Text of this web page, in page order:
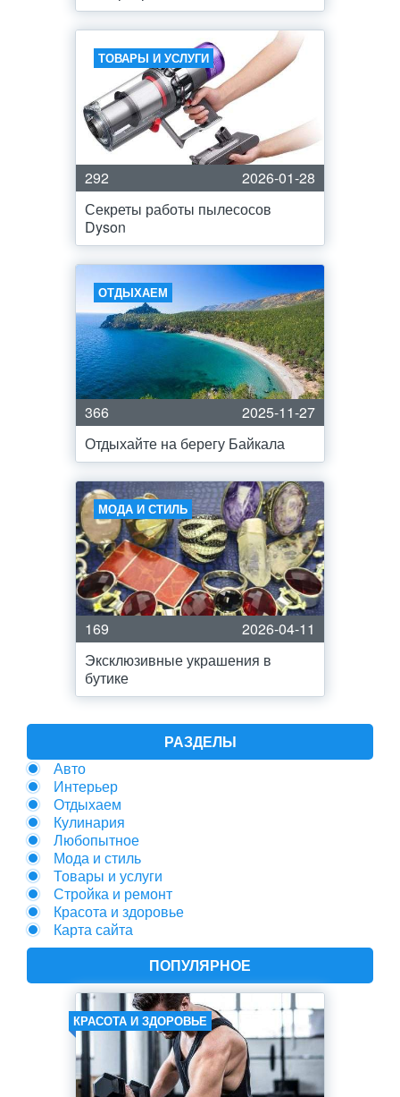
ТОВАРЫ И УСЛУГИ
292
2026-01-28
Секреты работы пылесосов
Dyson
ОТДЫХАЕМ
366
2025-11-27
Отдыхайте на берегу Байкала
МОДА И СТИЛЬ
169
2026-04-11
Эксклюзивные украшения в
бутике
РАЗДЕЛЫ
Авто
Интерьер
Отдыхаем
Кулинария
Любопытное
Мода и стиль
Товары и услуги
Стройка и ремонт
Красота и здоровье
Карта сайта
ПОПУЛЯРНОЕ
КРАСОТА И ЗДОРОВЬЕ